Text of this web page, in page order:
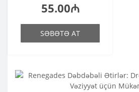
55.00₼
SƏBƏTƏ AT